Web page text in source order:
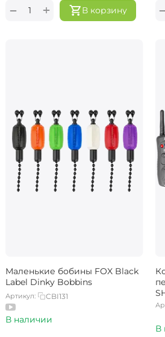
В корзину
+
− −
Маленькие бобины FOX Black
Label Dinky Bobbins
Артикул: CBI131
В наличии
В